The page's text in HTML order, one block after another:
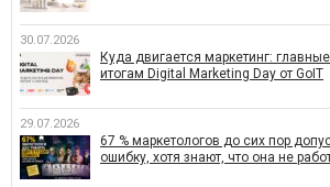
30.07.2026
Куда двигается маркетинг:
итогам Digital Marketing Day от GoIT
29.07.2026
67 % маркетологов до сих пор
ошибку, хотя знают, что она не